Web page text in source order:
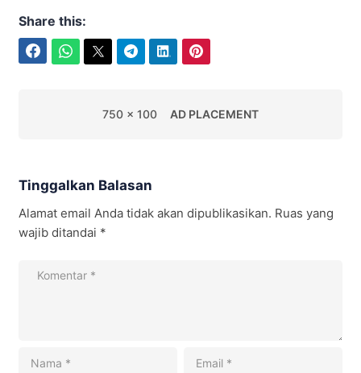
Share this:
750 x 100 AD PLACEMENT
Tinggalkan Balasan
Alamat email Anda tidak akan dipublikasikan. Ruas yang
wajib ditandai *